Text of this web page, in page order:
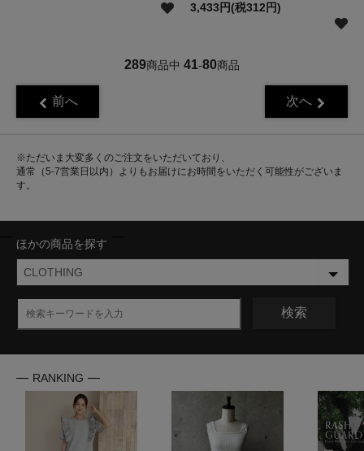
3,433円(税312円)
289商品中 41-80商品
前へ 次へ
※ただいま大変多くのご注文をいただいており、
通常（5-7営業日以内）よりもお届けにお時間をいただく可能性がございま
す。
ほかの商品を探す
検索
RANKING